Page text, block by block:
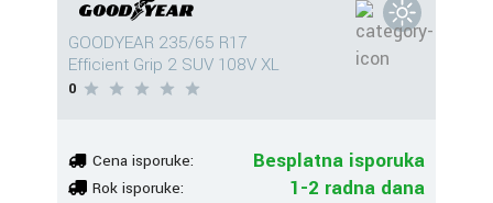
GOODYEAR 235/65 R17
Efficient Grip 2 SUV 108V XL
0
Cena isporuke: Besplatna isporuka
Rok isporuke: 1-2 radna dana